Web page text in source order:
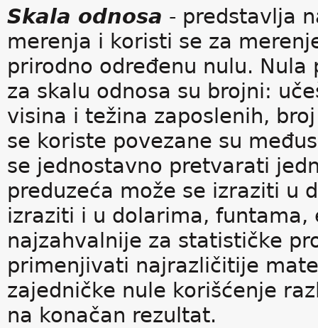
Skala odnosa - predstavlja
merenja i koristi se za
prirodno određenu nulu.
za skalu odnosa su brojni:
visina i težina zaposlenih,
se koriste povezane su
se jednostavno pretvarati
preduzeća može se izraziti u
izraziti i u dolarima, funtama,
najzahvalnije za statističke
primenjivati najrazličitije
zajedničke nule korišćenje
na konačan rezultat.